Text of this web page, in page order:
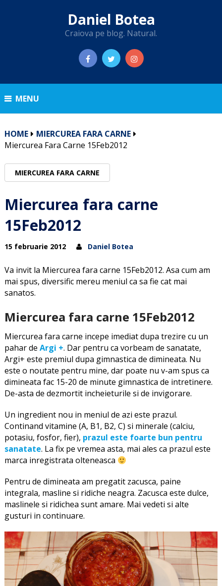
Daniel Botea
Craiova pe blog. Natural.
MENU
HOME
MIERCUREA FARA CARNE
Miercurea Fara Carne 15Feb2012
MIERCUREA FARA CARNE
Miercurea fara carne
15Feb2012
15 februarie 2012 Daniel Botea
Va invit la Miercurea fara carne 15Feb2012. Asa cum am
mai spus, diversific mereu meniul ca sa fie cat mai
sanatos.
Miercurea fara carne 15Feb2012
Miercurea fara carne incepe imediat dupa trezire cu un
pahar de Argi +. Dar pentru ca vorbeam de sanatate,
Argi+ este premiul dupa gimnastica de dimineata. Nu
este o noutate pentru mine, dar poate nu v-am spus ca
dimineata fac 15-20 de minute gimnastica de intretinere.
De-asta de dezmortit incheieturile si de invigorare.
Un ingredient nou in meniul de azi este prazul.
Continand vitamine (A, B1, B2, C) si minerale (calciu,
potasiu, fosfor, fier), prazul este foarte bun pentru
sanatate. La fix pe vremea asta, mai ales ca prazul este
marca inregistrata olteneasca
Pentru de dimineata am pregatit zacusca, paine
integrala, masline si ridiche neagra. Zacusca este dulce,
maslinele si ridichea sunt amare. Mai vedeti si alte
gusturi in continuare.